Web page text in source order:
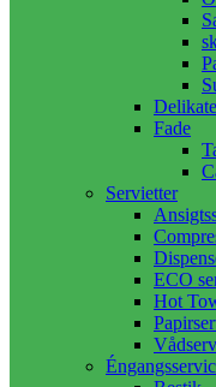
Fade
Servietter
ECO
Hot